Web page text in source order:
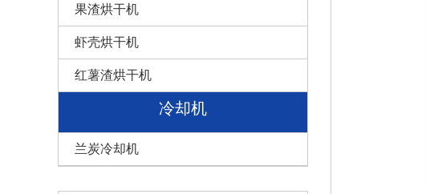
果渣烘干机
虾壳烘干机
红薯渣烘干机
冷却机
兰炭冷却机